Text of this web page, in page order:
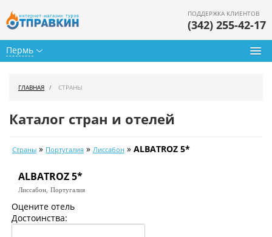
Пермь
ПОДДЕРЖКА КЛИЕНТОВ
(342) 255-42-17
Календарь туров
Цены дня
Страны
ГЛАВНАЯ СТРАНЫ
Каталог стран и отелей
Страны » Португалия » Лиссабон » ALBATROZ 5*
ALBATROZ 5*
Лиссабон, Португалия
Оцените отель
Достоинства: